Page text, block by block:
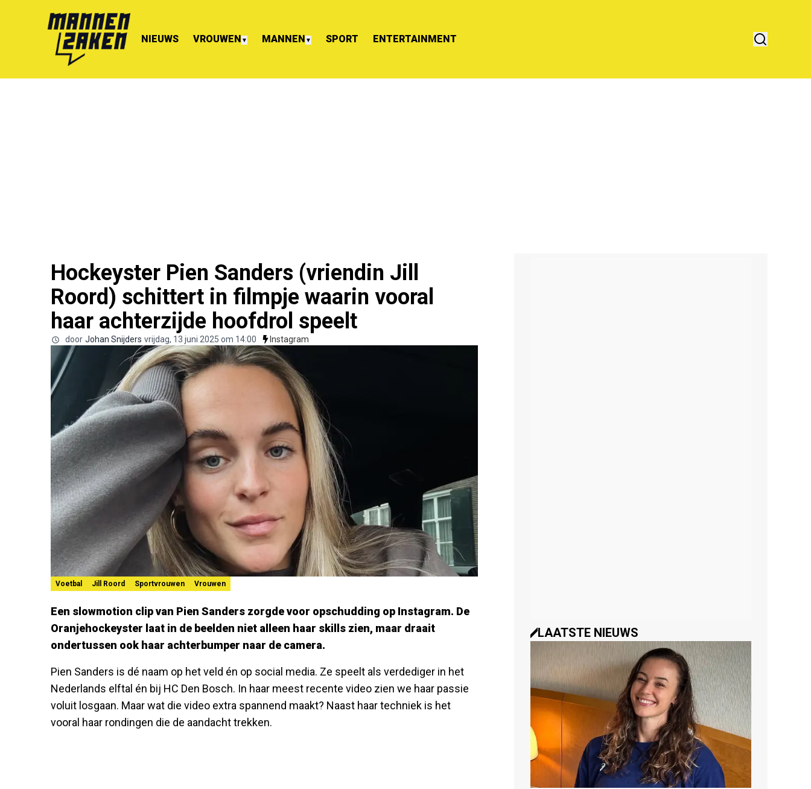
NIEUWS VROUWEN ▼ MANNEN ▼ SPORT ENTERTAINMENT
Hockeyster Pien Sanders (vriendin Jill
Roord) schittert in filmpje waarin vooral
haar achterzijde hoofdrol speelt
door Johan Snijders vrijdag, 13 juni 2025 om 14:00 Instagram
Voetbal Jill Roord Sportvrouwen Vrouwen
Een slowmotion clip van Pien Sanders zorgde voor opschudding op Instagram. De
Oranjehockeyster laat in de beelden niet alleen haar skills zien, maar draait
ondertussen ook haar achterbumper naar de camera.
Pien Sanders is dé naam op het veld én op social media. Ze speelt als verdediger in het
Nederlands elftal én bij HC Den Bosch. In haar meest recente video zien we haar passie
voluit losgaan. Maar wat die video extra spannend maakt? Naast haar techniek is het
vooral haar rondingen die de aandacht trekken.
LAATSTE NIEUWS